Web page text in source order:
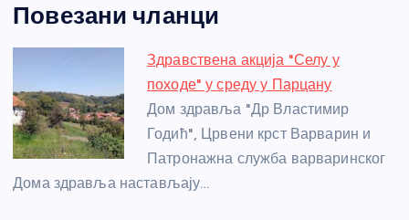
c
e
b
o
o
k
ss
e
n
g
er
itt
er
er at
s
A
p
p
a
g
e
e
st
e
Повезани чланци
Здравствена акција "Селу у
походе" у среду у Парцану
Дом здравља "Др Властимир
Годић", Црвени крст Варварин и
Патронажна служба варваринског
Дома здравља настављају…